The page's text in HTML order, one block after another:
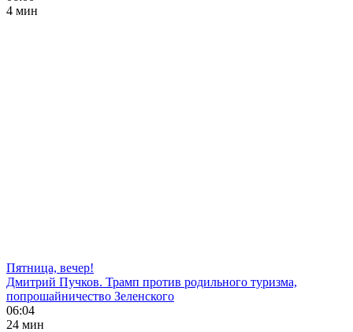
4 мин
Пятница, вечер!
Дмитрий Пучков. Трамп против родильного туризма,
попрошайничество Зеленского
06:04
24 мин